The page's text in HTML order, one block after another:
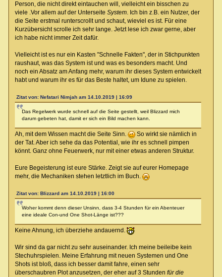
Person, die nicht direkt eintauchen will, vielleicht ein bisschen zu
viele .Vor allem auf der Unterseite System. Ich bin z.B. ein Nutzer, der
die Seite erstmal runterscrollt und schaut, wieviel es ist. Für eine
Kurzübersicht scrolle ich sehr lange. Jetzt lese ich zwar gerne, aber
ich habe nicht immer Zeit dafür.
Vielleicht ist es nur ein Kasten "Schnelle Fakten", der in Stichpunkten
raushaut, was das System ist und was es besonders macht. Und
noch ein Absatz am Anfang mehr, warum ihr dieses System entwickelt
habt und warum ihr es für das Beste haltet, um Idune zu spielen.
Zitat von: Nefatari Nimjah am 14.10.2019 | 16:09
Das Regelwerk wurde schnell auf die Seite gestellt, weil Blizzard mich
darum gebeten hat, damit er sich ein Bild machen kann.
Ah, mit dem Wissen macht die Seite Sinn.
So wirkt sie nämlich in
der Tat. Aber ich sehe da das Potential, wie ihr es schnell pimpen
könnt. Ganz ohne Feuerwerk, nur mit einer etwas anderen Struktur.
Eure Begeisterung ist eure Stärke. Zeigt sie auf eurer Homepage
mehr, die Mechaniken stehen letztlich im Buch.
Zitat von: Blizzard am 14.10.2019 | 16:00
Woher kommt denn dieser Unsinn, dass 3-4 Stunden für ein Abenteuer
eine ideale Con-und One Shot-Länge ist???
Keine Ahnung, ich überziehe andauernd.
Wir sind da gar nicht zu sehr auseinander. Ich meine beileibe kein
Stechuhrspielen. Meine Erfahrung mit neuen Systemen und One
Shots ist bloß, dass ich besser damit fahre, einen sehr
überschaubren Plot anzusetzen, der eher auf 3 Stunden für die